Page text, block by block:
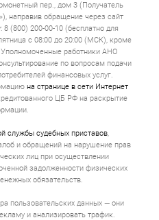
анкету, пройдите
для ускорения.
кошелек для управления
переводов.
по дебетовым картам,
договором.
специфических нужд,
договор по
специальные условия
денег.
согласования заявки
минут до 3-5 дней.
вашим требованиям,
нагрузки на бюджет в
пер., дом 3 (Получатель
направив обращение через сайт
(800) 200-00-10 (бесплатно для
с 08:00 до 20:00 (МСК), кроме
работники АНО
по вопросам подачи
финансовых услуг.
на странице в сети Интернет
ЦБ РФ на раскрытие
службы судебных приставов,
и обращений на нарушение прав
лиц при осуществлении
задолженности физических
обязательств.
пользовательских данных — они
и анализировать трафик.